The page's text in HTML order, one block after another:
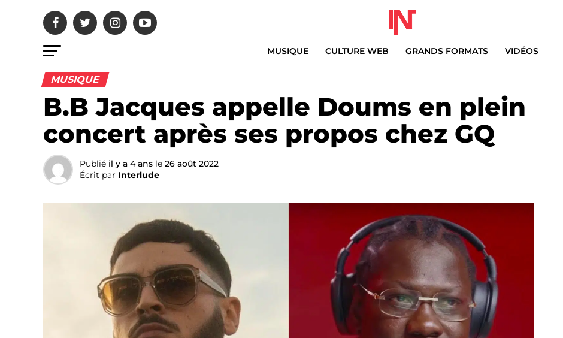
MUSIQUE CULTURE WEB GRANDS FORMATS VIDÉOS
MUSIQUE
B.B Jacques appelle Doums en plein
concert après ses propos chez GQ
Publié il y a 4 ans le 26 août 2022
Écrit par Interlude